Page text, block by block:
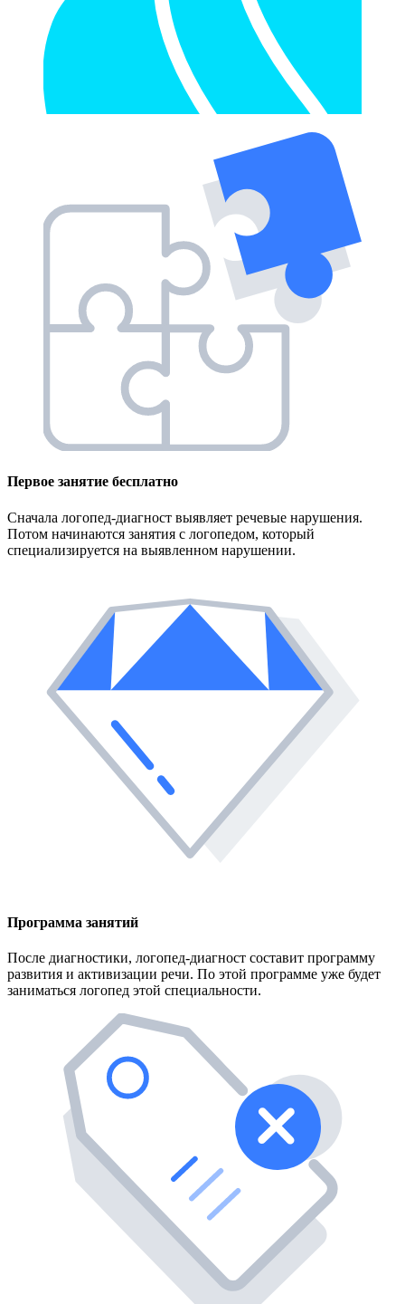
Первое занятие бесплатно
Сначала логопед-диагност выявляет речевые нарушения.
Потом начинаются занятия с логопедом, который
специализируется на выявленном нарушении.
Программа занятий
После диагностики, логопед-диагност составит программу
развития и активизации речи. По этой программе уже будет
заниматься логопед этой специальности.